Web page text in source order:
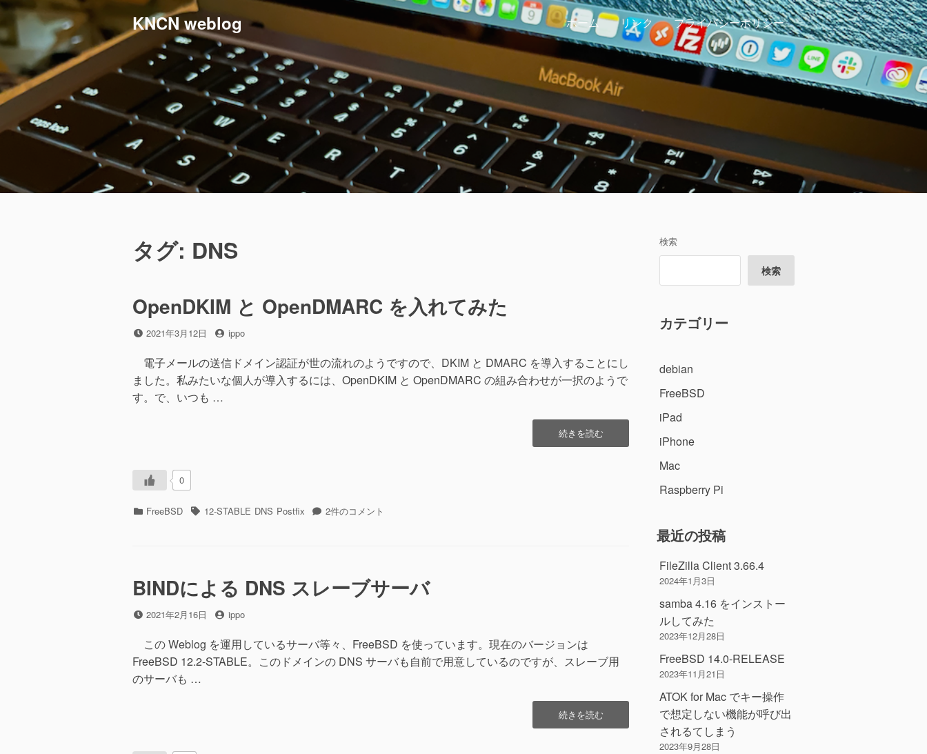
コ
ン
テ
ン
ツ
へ
キ
KNCN weblog ホーム リンク プライバシーポリシー
タグ: DNS
OpenDKIM と OpenDMARC を入れてみた
投
日
2021年3月12日
投
者
ippo
電子メールの送信ドメイン認証が世の流れのようですので、DKIM と DMARC を導入することにし
ました。私みたいな個人が導入するには、OpenDKIM と OpenDMARC の組み合わせが一択のようで
す。で、いつも …
“OpenDKIM
と
続きを読む
0
カ FreeBSD
タ 12-STABLE DNS Postfix
OpenDKIM
て
の
2件のコメント
BINDによる DNS スレーブサーバ
投
日
2021年2月16日
投
者
ippo
この Weblog を運用しているサーバ等々、FreeBSD を使っています。現在のバージョンは
FreeBSD 12.2-STABLE。このドメインの DNS サーバも自前で用意しているのですが、スレーブ用
のサーバも …
“BIND
に
続きを読む
検索
検索
カテゴリー
debian
FreeBSD
iPad
iPhone
Mac
Raspberry Pi
最近の投稿
FileZilla Client 3.66.4
2024年1月3日
samba 4.16 をインストー
ルしてみた
2023年12月28日
FreeBSD 14.0-RELEASE
2023年11月21日
ATOK for Mac でキー操作
で想定しない機能が呼び出
されるてしまう
2023年9月28日